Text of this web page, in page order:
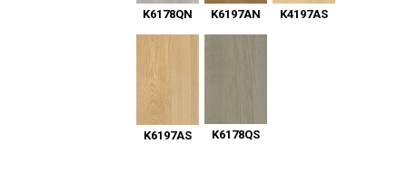
K6178QN K6197AN K4197AS
K6197AS K6178QS